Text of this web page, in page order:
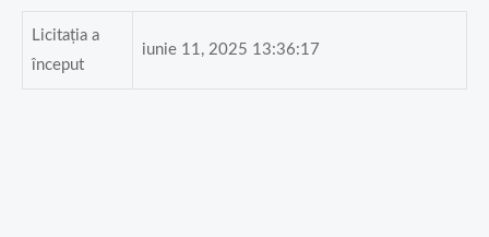
Licitația a
început
iunie 11, 2025 13:36:17